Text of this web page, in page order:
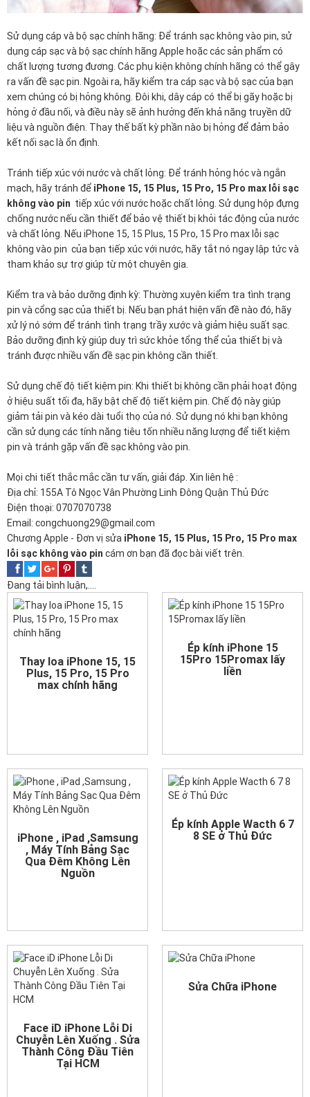
Sử dụng cáp và bộ sạc chính hãng: Để tránh sạc không vào pin, sử
dụng cáp sạc và bộ sạc chính hãng Apple hoặc các sản phẩm có
chất lượng tương đương. Các phụ kiện không chính hãng có thể gây
ra vấn đề sạc pin. Ngoài ra, hãy kiểm tra cáp sạc và bộ sạc của bạn
xem chúng có bị hỏng không. Đôi khi, dây cáp có thể bị gãy hoặc bị
hỏng ở đầu nối, và điều này sẽ ảnh hưởng đến khả năng truyền dữ
liệu và nguồn điện. Thay thế bất kỳ phần nào bị hỏng để đảm bảo
kết nối sạc là ổn định.
Tránh tiếp xúc với nước và chất lỏng: Để tránh hỏng hóc và ngắn
mạch, hãy tránh để iPhone 15, 15 Plus, 15 Pro, 15 Pro max lỗi sạc
không vào pin tiếp xúc với nước hoặc chất lỏng. Sử dụng hộp đựng
chống nước nếu cần thiết để bảo vệ thiết bị khỏi tác động của nước
và chất lỏng. Nếu iPhone 15, 15 Plus, 15 Pro, 15 Pro max lỗi sạc
không vào pin của bạn tiếp xúc với nước, hãy tắt nó ngay lập tức và
tham khảo sự trợ giúp từ một chuyên gia.
Kiểm tra và bảo dưỡng định kỳ: Thường xuyên kiểm tra tình trạng
pin và cổng sạc của thiết bị. Nếu bạn phát hiện vấn đề nào đó, hãy
xử lý nó sớm để tránh tình trạng trầy xước và giảm hiệu suất sạc.
Bảo dưỡng định kỳ giúp duy trì sức khỏe tổng thể của thiết bị và
tránh được nhiều vấn đề sạc pin không cần thiết.
Sử dụng chế độ tiết kiệm pin: Khi thiết bị không cần phải hoạt động
ở hiệu suất tối đa, hãy bật chế độ tiết kiệm pin. Chế độ này giúp
giảm tải pin và kéo dài tuổi thọ của nó. Sử dụng nó khi bạn không
cần sử dụng các tính năng tiêu tốn nhiều năng lượng để tiết kiệm
pin và tránh gặp vấn đề sạc không vào pin.
Mọi chi tiết thắc mắc cần tư vấn, giải đáp. Xin liên hệ :
Địa chỉ: 155A Tô Ngọc Vân Phường Linh Đông Quận Thủ Đức
Điện thoại: 0707070738
Email: congchuong29@gmail.com
Chương Apple - Đơn vị sửa iPhone 15, 15 Plus, 15 Pro, 15 Pro max
lỗi sạc không vào pin cám ơn bạn đã đọc bài viết trên.
Đang tải bình luận,....
Thay loa iPhone 15, 15
Plus, 15 Pro, 15 Pro
max chính hãng
Ép kính iPhone 15
15Pro 15Promax lấy
liền
iPhone , iPad ,Samsung
, Máy Tính Bảng Sạc
Qua Đêm Không Lên
Nguồn
Ép kính Apple Wacth 6 7
8 SE ở Thủ Đức
Face iD iPhone Lỗi Di
Chuyễn Lên Xuống . Sửa
Thành Công Đầu Tiên
Tại HCM
Sửa Chữa iPhone